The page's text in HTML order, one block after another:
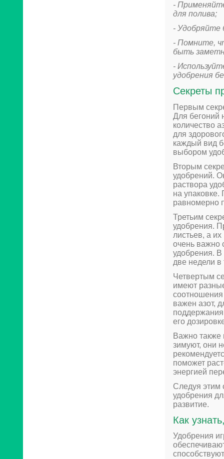
-
для полива;
- Удобряйте
- Помните,
быть
-
удобрения
Секреты
Первым
Для бегоний
количество
для
каждый вид
выбором
Вторым
удобрений.
раствора
на
равномерно
Третьим
удобрения.
листьев, а
очень важно
удобрения. В
две недели в
Четвертым
имеют
соотношения
важен азот,
его
Важно также
зимуют, они
поможет
энергией
Следуя этим
удобрения
развитие.
Как
Удобрения